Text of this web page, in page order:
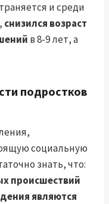
и среди
снизился возраст
в 8-9 лет, а
подростков
социальную
знать, что:
происшествий
являются